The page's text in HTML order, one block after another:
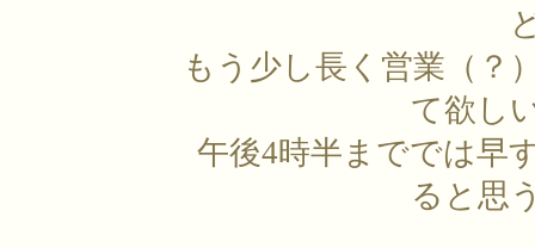
もう少し長く営業（？
て欲し
午後4時半まででは早
ると思